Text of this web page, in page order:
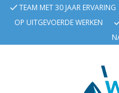
TEAM MET 30 JAAR ERVARING
OP UITGEVOERDE WERKEN